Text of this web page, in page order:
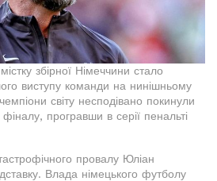
збірної Німеччини стало
виступу команди на нинішньому
світу несподівано покинули
програвши в серії пенальті
провалу Юліан
Влада німецького футболу